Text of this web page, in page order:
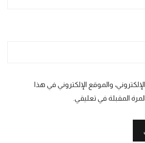
والموقع الإلكتروني في هذا
المقبلة في تعليقي.